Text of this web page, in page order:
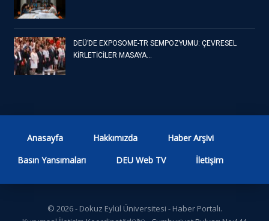
DEÜ’DE EXPOSOME-TR SEMPOZYUMU: ÇEVRESEL
KİRLETİCİLER MASAYA…
Anasayfa Hakkımızda
Haber Arşivi
Basın Yansımaları
DEU Web TV İletişim
© 2026 - Dokuz Eylül Üniversitesi - Haber Portalı.